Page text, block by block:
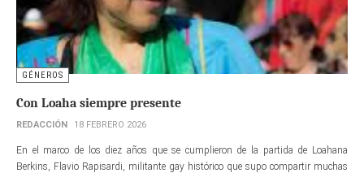
GÉNEROS
Con Loaha siempre presente
REDACCIÓN 18 FEBRERO 2026
En el marco de los diez años que se cumplieron de la partida de Loahana
Berkins, Flavio Rapisardi, militante gay histórico que supo compartir muchas